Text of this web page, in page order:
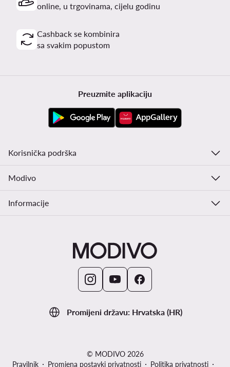
online, u trgovinama, cijelu godinu
Cashback se kombinira
sa svakim popustom
Promijeni državu: Hrvatska (HR)
Preuzmite aplikaciju
Korisnička podrška
Modivo
Informacije
© MODIVO 2026
Pravilnik
Promjena postavki privatnosti Politika privatnosti